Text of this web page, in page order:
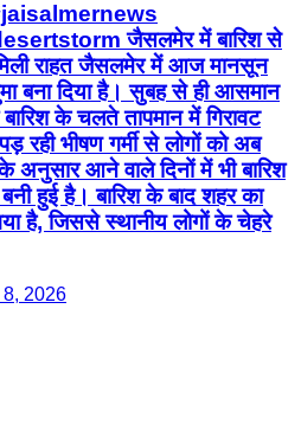
जैसलमेर में बारिश से
राहत जैसलमेर में आज मानसून
बना दिया है। सुबह से ही आसमान
के चलते तापमान में गिरावट
भीषण गर्मी से लोगों को अब
अनुसार आने वाले दिनों में भी बारिश
हुई है। बारिश के बाद शहर का
है, जिससे स्थानीय लोगों के चेहरे
2026